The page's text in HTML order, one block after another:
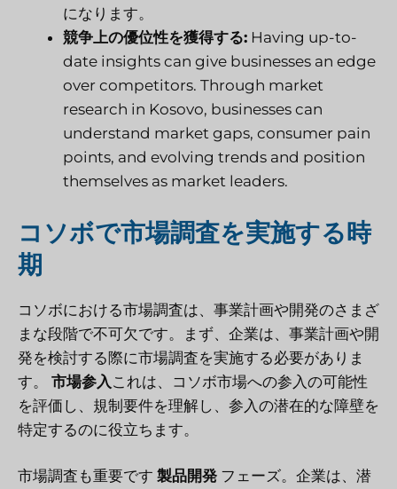
になります。
競争上の優位性を獲得する: Having up-to-
date insights can give businesses an edge
over competitors. Through market
research in Kosovo, businesses can
understand market gaps, consumer pain
points, and evolving trends and position
themselves as market leaders.
コソボで市場調査を実施する時
期
コソボにおける市場調査は、事業計画や開発のさまざ
まな段階で不可欠です。まず、企業は、事業計画や開
発を検討する際に市場調査を実施する必要がありま
す。 市場参入 これは、コソボ市場への参入の可能性
を評価し、規制要件を理解し、参入の潜在的な障壁を
特定するのに役立ちます。
市場調査も重要です 製品開発 フェーズ。企業は、潜